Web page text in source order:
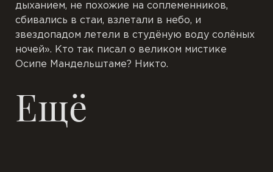
дыханием, не похожие на соплеменников,
сбивались в стаи, взлетали в небо, и
звездопадом летели в студёную воду солёных
ночей». Кто так писал о великом мистике
Осипе Мандельштаме? Никто.
Ещё